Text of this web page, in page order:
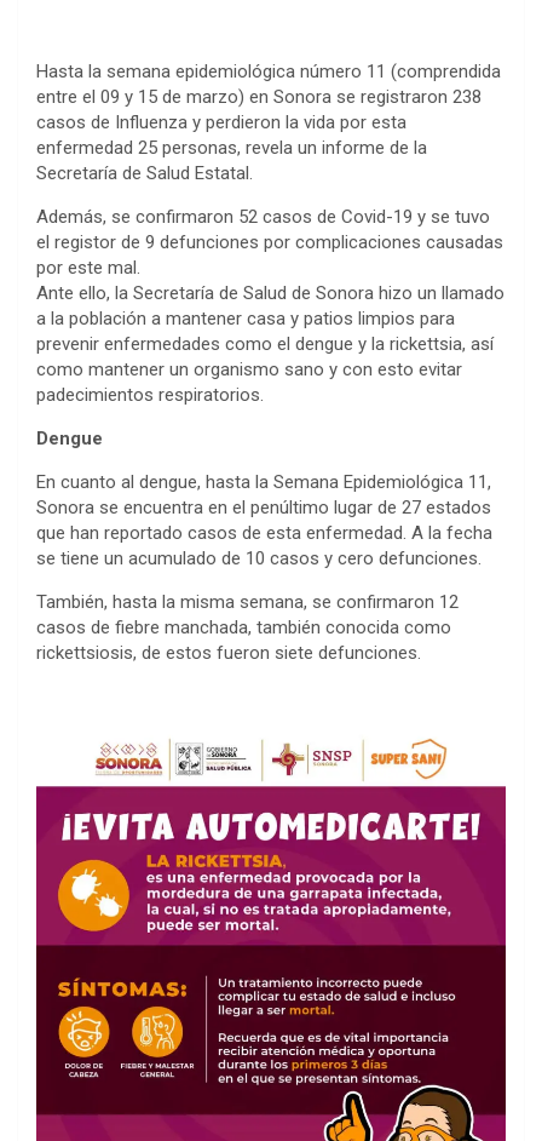
Hasta la semana epidemiológica número 11 (comprendida
entre el 09 y 15 de marzo) en Sonora se registraron 238
casos de Influenza y perdieron la vida por esta
enfermedad 25 personas, revela un informe de la
Secretaría de Salud Estatal.
Además, se confirmaron 52 casos de Covid-19 y se tuvo
el registor de 9 defunciones por complicaciones causadas
por este mal.
Ante ello, la Secretaría de Salud de Sonora hizo un llamado
a la población a mantener casa y patios limpios para
prevenir enfermedades como el dengue y la rickettsia, así
como mantener un organismo sano y con esto evitar
padecimientos respiratorios.
Dengue
En cuanto al dengue, hasta la Semana Epidemiológica 11,
Sonora se encuentra en el penúltimo lugar de 27 estados
que han reportado casos de esta enfermedad. A la fecha
se tiene un acumulado de 10 casos y cero defunciones.
También, hasta la misma semana, se confirmaron 12
casos de fiebre manchada, también conocida como
rickettsiosis, de estos fueron siete defunciones.